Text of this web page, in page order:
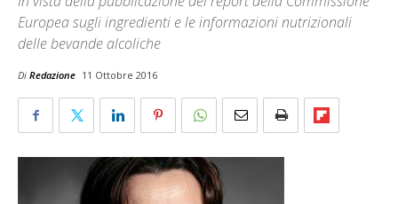
Europea sugli ingredienti e le informazioni nutrizionali
delle bevande alcoliche
Di Redazione 11 Ottobre 2016